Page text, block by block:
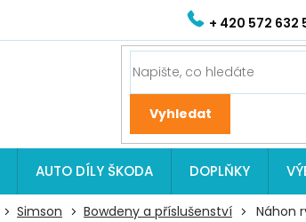
+ 420 572 632
AUTO DÍLY ŠKODA DOPLŇKY
Simson Bowdeny a příslušenství Náhon